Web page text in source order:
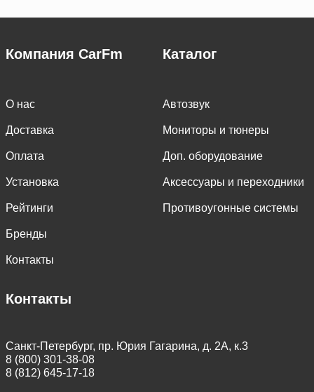
Компания CarFm
О нас
Доставка
Оплата
Установка
Рейтинги
Бренды
Контакты
Каталог
Автозвук
Мониторы и тюнеры
Доп. оборудование
Аксессуары и переходники
Противоугонные системы
Контакты
Санкт-Петербург, пр. Юрия Гагарина, д. 2А, к.3
8 (800) 301-38-08
8 (812) 645-17-18